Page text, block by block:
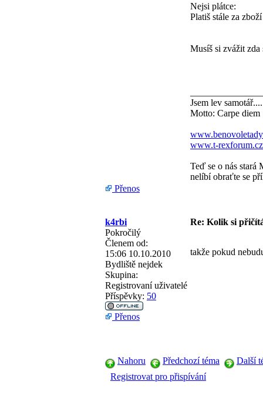
Nejsi plátce:
Platiš stále za
Musíš si zvážit
Jsem lev
Motto: Carpe diem
www.t-rexforum.cz
Teď se o nás stará
nelíbí obraťte se
Přenos
k4rbi
Re: Kolik si
Pokročilý
Členem od:
15:06 10.10.2010
Bydliště nejdek
Skupina:
Registrovaní uživatelé
Příspěvky: 50
takže pokud
Přenos
Nahoru Předchozí téma
Další
Registrovat pro přispívání